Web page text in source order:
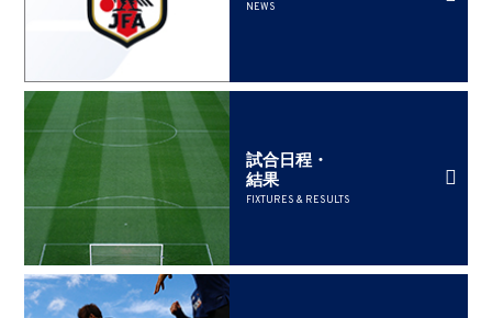
NEWS
試合日程・
結果
FIXTURES & RESULTS